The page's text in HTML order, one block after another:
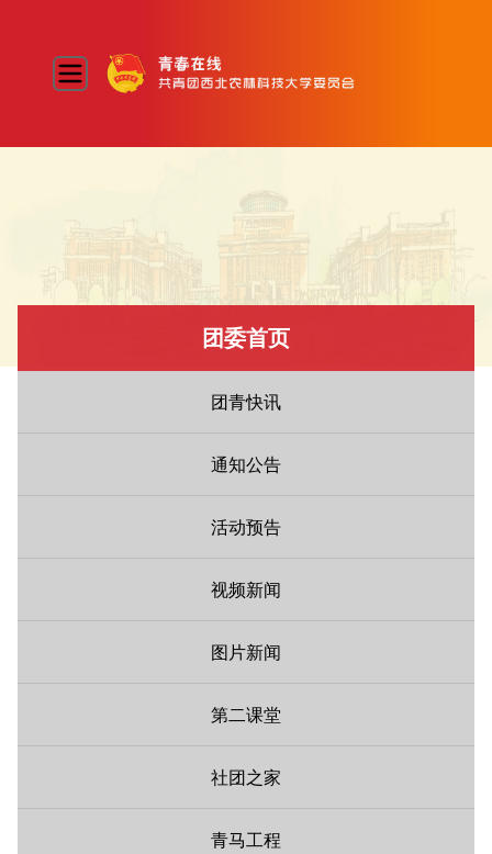
团委首页
团青快讯
通知公告
活动预告
视频新闻
图片新闻
第二课堂
社团之家
青马工程